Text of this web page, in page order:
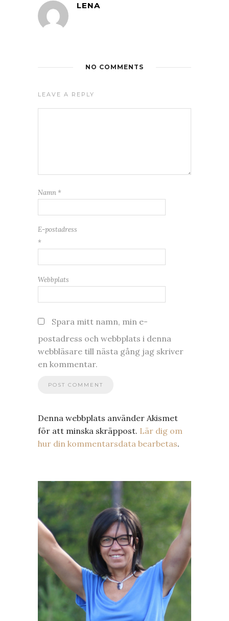
LENA
NO COMMENTS
LEAVE A REPLY
Namn *
E-postadress
*
Webbplats
Spara mitt namn, min e-
postadress och webbplats i denna
webbläsare till nästa gång jag skriver
en kommentar.
Denna webbplats använder Akismet
för att minska skräppost. Lär dig om
hur din kommentarsdata bearbetas.